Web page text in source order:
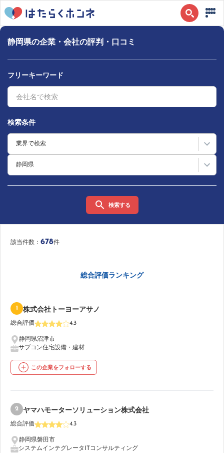
静岡県の企業・会社の評判・口コミ
フリーキーワード
検索条件
業界で検索
静岡県
検索する
該当件数： 678件
総合評価ランキング
1 株式会社トーヨーアサノ
総合評価 4.3
静岡県沼津市
サブコン住宅設備・建材
この企業をフォローする
2 ヤマハモーターソリューション株式会社
総合評価 4.3
静岡県磐田市
システムインテグレータ ITコンサルティング